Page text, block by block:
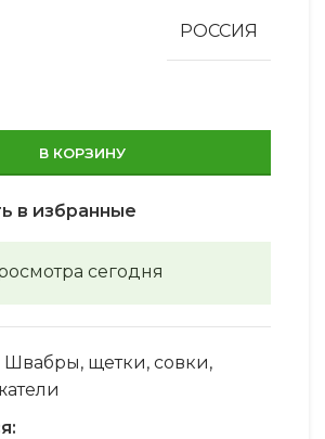
РОССИЯ
В КОРЗИНУ
в избранные
сегодня
Швабры, щетки, совки,